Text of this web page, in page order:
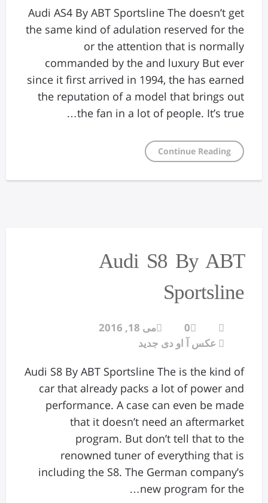
Audi AS4 By ABT Sportsline The doesn’t get
the same kind of adulation reserved for the
or the attention that is normally
commanded by the and luxury But ever
since it first arrived in 1994, the has earned
the reputation of a model that brings out
the fan in a lot of people. It’s true…
Continue Reading
Audi S8 By ABT
Sportsline
0
می 18, 2016
عکس آ او دی جدید
Audi S8 By ABT Sportsline The is the kind of
car that already packs a lot of power and
performance. A case can even be made
that it doesn’t need an aftermarket
program. But don’t tell that to the
renowned tuner of everything that is
including the S8. The German company’s
new program for the…